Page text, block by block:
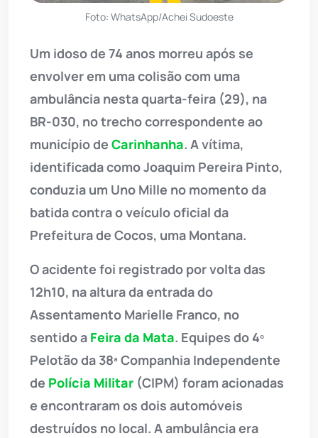
Foto: WhatsApp/Achei Sudoeste
Um idoso de 74 anos morreu após se
envolver em uma colisão com uma
ambulância nesta quarta-feira (29), na
BR-030, no trecho correspondente ao
município de Carinhanha. A vítima,
identificada como Joaquim Pereira Pinto,
conduzia um Uno Mille no momento da
batida contra o veículo oficial da
Prefeitura de Cocos, uma Montana.
O acidente foi registrado por volta das
12h10, na altura da entrada do
Assentamento Marielle Franco, no
sentido a Feira da Mata. Equipes do 4º
Pelotão da 38ª Companhia Independente
de Polícia Militar (CIPM) foram acionadas
e encontraram os dois automóveis
destruídos no local. A ambulância era